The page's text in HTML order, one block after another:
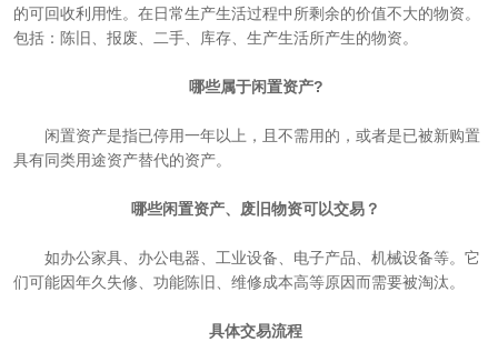
的可回收利用性。在日常生产生活过程中所剩余的价值不大的物资。
包括：陈旧、报废、二手、库存、生产生活所产生的物资。
哪些属于闲置资产?
闲置资产是指已停用一年以上，且不需用的，或者是已被新购置
具有同类用途资产替代的资产。
哪些闲置资产、废旧物资可以交易？
如办公家具、办公电器、工业设备、电子产品、机械设备等。它
们可能因年久失修、功能陈旧、维修成本高等原因而需要被淘汰。
具体交易流程